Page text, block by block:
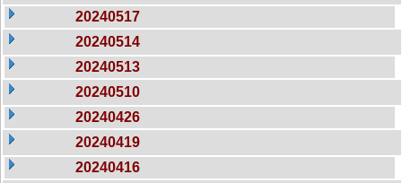
20240517
20240514
20240513
20240510
20240426
20240419
20240416